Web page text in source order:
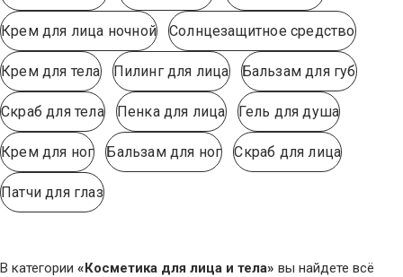
Крем для лица ночной Солнцезащитное средство
Крем для тела Пилинг для лица Бальзам для губ
Скраб для тела Пенка для лица Гель для душа
Крем для ног Бальзам для ног Скраб для лица
Патчи для глаз
В категории «Косметика для лица и тела» вы найдете всё